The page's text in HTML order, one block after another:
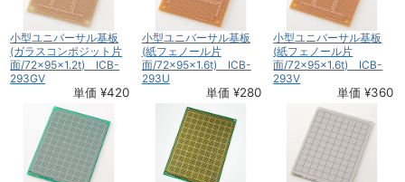
小型ユニバーサル基板
(ガラスコンポジット片
面/72×95×1.2t) ICB-
293GV
単価 ¥420
小型ユニバーサル基板
(紙フェノール片
面/72×95×1.6t) ICB-
293U
単価 ¥280
小型ユニバーサル基板
(紙フェノール片
面/72×95×1.6t) ICB-
293V
単価 ¥360